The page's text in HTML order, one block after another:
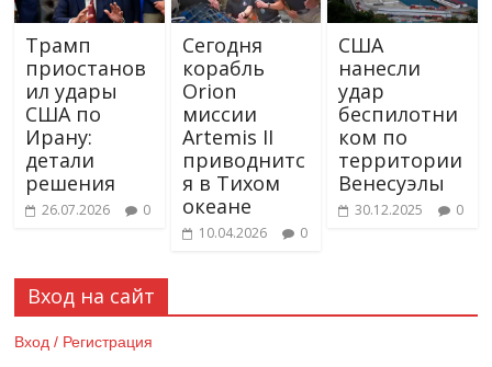
Трамп
приостанов
ил удары
США по
Ирану:
детали
решения
26.07.2026 0
Сегодня
корабль
Orion
миссии
Artemis II
приводнитс
я в Тихом
океане
10.04.2026 0
США
нанесли
удар
беспилотни
ком по
территории
Венесуэлы
30.12.2025 0
Вход на сайт
Вход / Регистрация